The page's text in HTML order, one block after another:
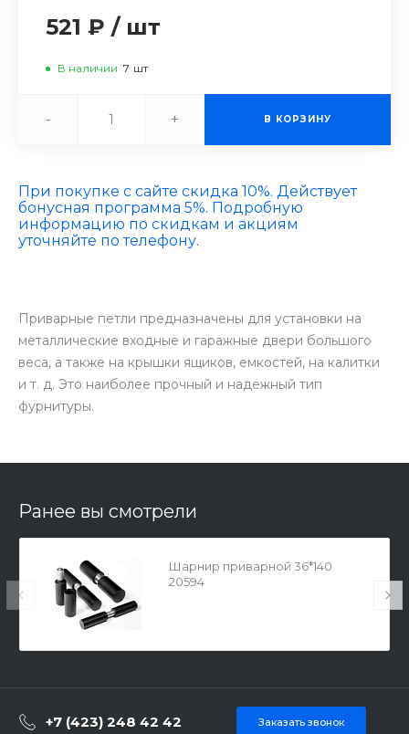
521 ₽ / шт
В наличии 7 шт
- + В КОРЗИНУ
При покупке с сайте скидка 10%. Действует
бонусная программа 5%. Подробную
информацию по скидкам и акциям
уточняйте по телефону.
Приварные петли предназначены для установки на
металлические входные и гаражные двери большого
веса, а также на крышки ящиков, емкостей, на калитки
и т. д. Это наиболее прочный и надежный тип
фурнитуры.
Ранее вы смотрели
Шарнир приварной 36*140
20594
+7 (423) 248 42 42 Заказать звонок